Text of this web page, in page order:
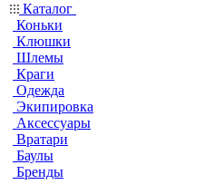
Каталог
Коньки
Клюшки
Шлемы
Краги
Одежда
Экипировка
Аксессуары
Вратари
Баулы
Бренды